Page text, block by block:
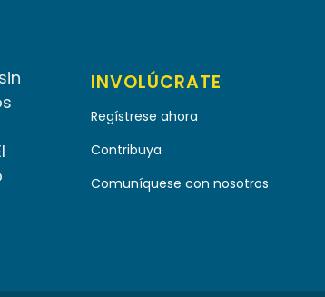
INVOLÚCRATE
Regístrese ahora
Contribuya
Comuníquese con nosotros